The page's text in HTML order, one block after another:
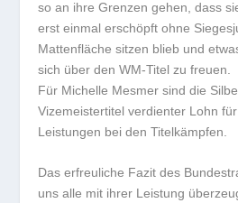
so an ihre Grenzen gehen, dass
erst einmal erschöpft ohne
Mattenfläche sitzen blieb und
sich über den WM-Titel zu freuen.
Für Michelle Mesmer sind die
Vizemeistertitel verdienter Lohn
Leistungen bei den Titelkämpfen.
Das erfreuliche Fazit des
uns alle mit ihrer Leistung